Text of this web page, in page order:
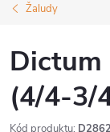
Žaludy
Dictum
(4/4-3/
Kód produktu: